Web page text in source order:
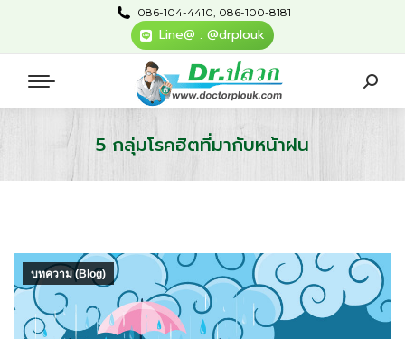
086-104-4410, 086-100-8181
Line@ : @drplouk
5 กลุ่มโรคฮิตที่มากับหน้าฝน
บทความ (Blog)